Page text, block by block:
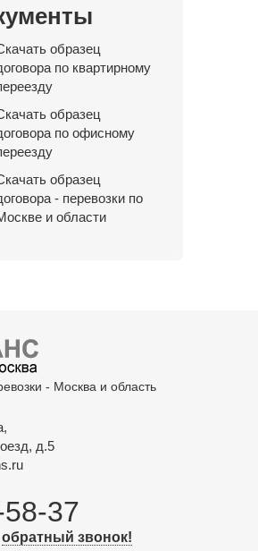
образец
по квартирному
образец
по офисному
образец
- перевозки по
и области
- Москва и область
д.5
37
обратный звонок!